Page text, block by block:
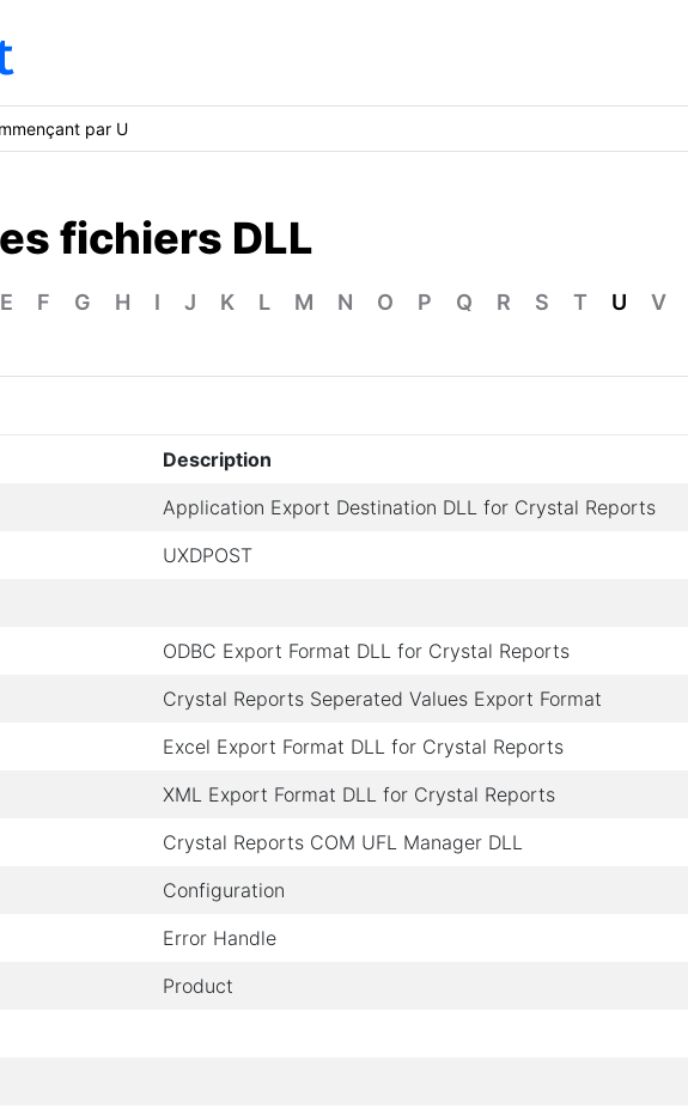
par U
fichiers DLL
E F G H I J K L M N O P Q R S T U V
Description
Application Export Destination DLL for Crystal Reports
UXDPOST
ODBC Export Format DLL for Crystal Reports
Crystal Reports Seperated Values Export Format
Excel Export Format DLL for Crystal Reports
XML Export Format DLL for Crystal Reports
Crystal Reports COM UFL Manager DLL
Configuration
Error Handle
Product